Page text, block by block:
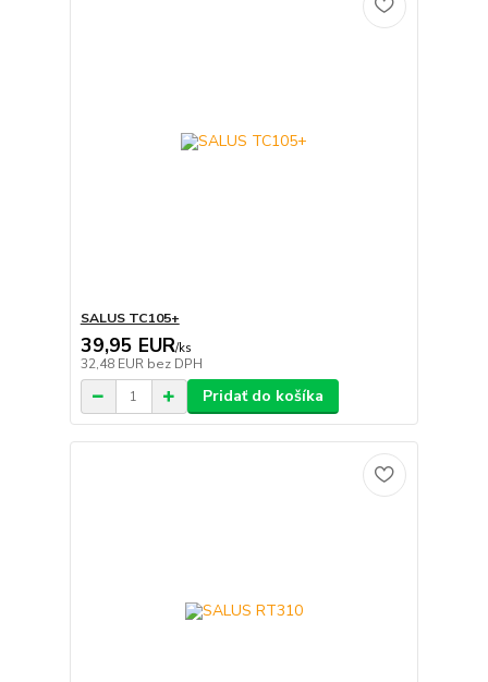
SALUS TC105+
39,95 EUR/ks
32,48 EUR bez DPH
Pridať do košíka